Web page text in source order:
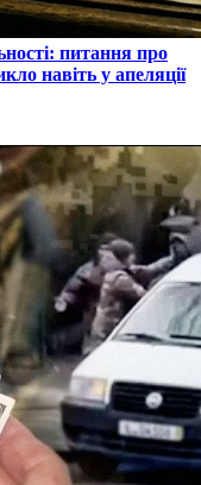
питання про
навіть у апеляції